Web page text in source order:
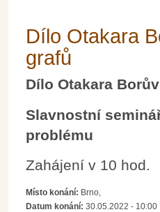
Dílo Otakara
grafů
Dílo Otakara
Slavnostní
problému
Zahájení v 10 hod.
Místo konání: Brno,
Datum konání: 30.05.2022 - 10:00